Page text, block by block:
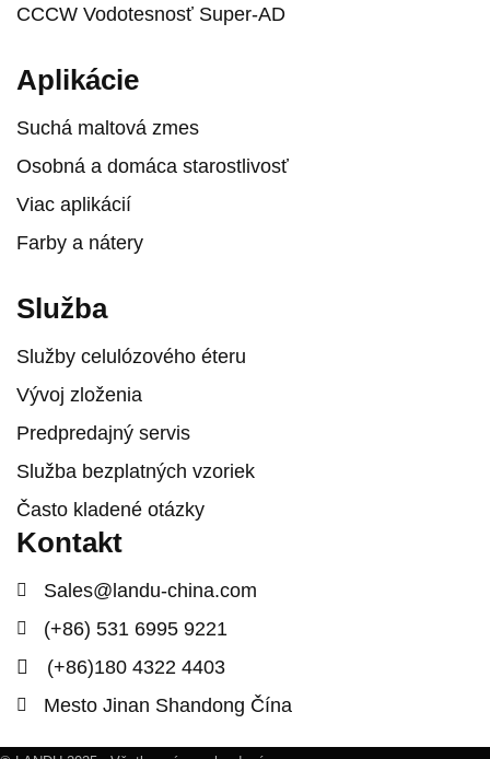
CCCW Vodotesnosť Super-AD
Aplikácie
Suchá maltová zmes
Osobná a domáca starostlivosť
Viac aplikácií
Farby a nátery
Služba
Služby celulózového éteru
Vývoj zloženia
Predpredajný servis
Služba bezplatných vzoriek
Často kladené otázky
Kontakt
Sales@landu-china.com
(+86) 531 6995 9221
(+86)180 4322 4403
Mesto Jinan Shandong Čína